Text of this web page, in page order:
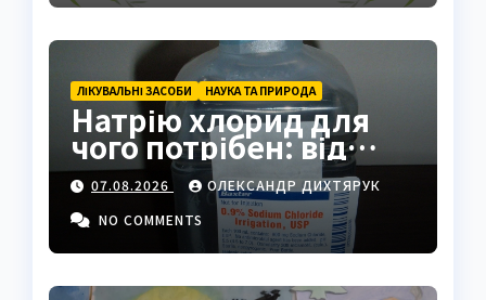
ЛІКУВАЛЬНІ ЗАСОБИ НАУКА ТА ПРИРОДА
Натрію хлорид для
чого потрібен: від
фізрозчину до
промисловості
07.08.2026
ОЛЕКСАНДР ДИХТЯРУК
NO COMMENTS